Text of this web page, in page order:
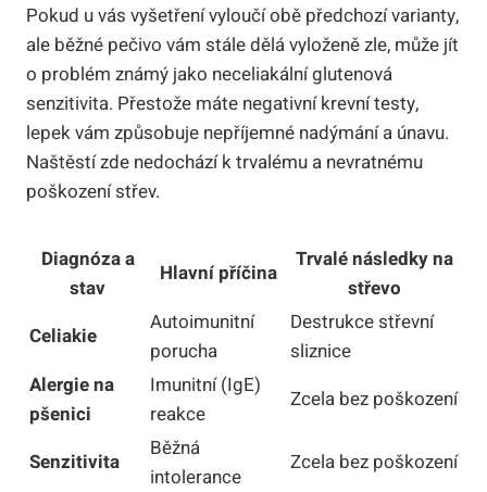
Pokud u vás vyšetření vyloučí obě předchozí varianty,
ale běžné pečivo vám stále dělá vyloženě zle, může jít
o problém známý jako neceliakální glutenová
senzitivita. Přestože máte negativní krevní testy,
lepek vám způsobuje nepříjemné nadýmání a únavu.
Naštěstí zde nedochází k trvalému a nevratnému
poškození střev.
Diagnóza a
stav
Hlavní příčina
Trvalé následky na
střevo
Celiakie
Autoimunitní
porucha
Destrukce střevní
sliznice
Alergie na
pšenici
Imunitní (IgE)
reakce
Zcela bez poškození
Senzitivita
Běžná
intolerance
Zcela bez poškození